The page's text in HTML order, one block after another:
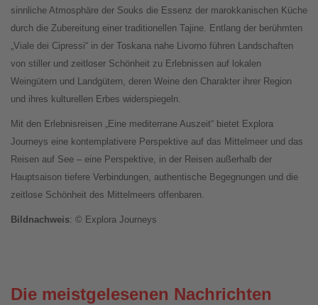
sinnliche Atmosphäre der Souks die Essenz der marokkanischen Küche
durch die Zubereitung einer traditionellen Tajine. Entlang der berühmten
„Viale dei Cipressi“ in der Toskana nahe Livorno führen Landschaften
von stiller und zeitloser Schönheit zu Erlebnissen auf lokalen
Weingütern und Landgütern, deren Weine den Charakter ihrer Region
und ihres kulturellen Erbes widerspiegeln.
Mit den Erlebnisreisen „Eine mediterrane Auszeit“ bietet Explora
Journeys eine kontemplativere Perspektive auf das Mittelmeer und das
Reisen auf See – eine Perspektive, in der Reisen außerhalb der
Hauptsaison tiefere Verbindungen, authentische Begegnungen und die
zeitlose Schönheit des Mittelmeers offenbaren.
Bildnachweis: © Explora Journeys
Die meistgelesenen Nachrichten